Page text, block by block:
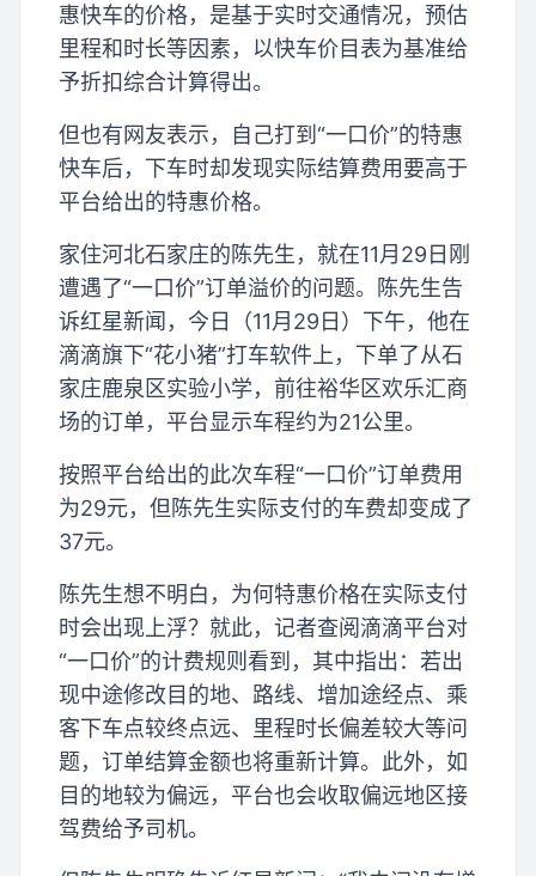
惠快车的价格，是基于实时交通情况，预估
里程和时长等因素，以快车价目表为基准给
予折扣综合计算得出。
但也有网友表示，自己打到“一口价”的特惠
快车后，下车时却发现实际结算费用要高于
平台给出的特惠价格。
家住河北石家庄的陈先生，就在11月29日刚
遭遇了“一口价”订单溢价的问题。陈先生告
诉红星新闻，今日（11月29日）下午，他在
滴滴旗下“花小猪”打车软件上，下单了从石
家庄鹿泉区实验小学，前往裕华区欢乐汇商
场的订单，平台显示车程约为21公里。
按照平台给出的此次车程“一口价”订单费用
为29元，但陈先生实际支付的车费却变成了
37元。
陈先生想不明白，为何特惠价格在实际支付
时会出现上浮？就此，记者查阅滴滴平台对
“一口价”的计费规则看到，其中指出：若出
现中途修改目的地、路线、增加途经点、乘
客下车点较终点远、里程时长偏差较大等问
题，订单结算金额也将重新计算。此外，如
目的地较为偏远，平台也会收取偏远地区接
驾费给予司机。